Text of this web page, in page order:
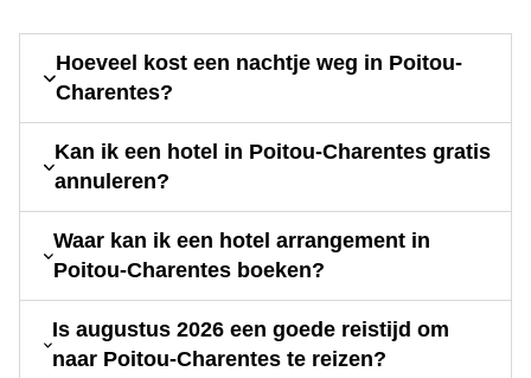
Hoeveel kost een nachtje weg in Poitou-
Charentes?
Kan ik een hotel in Poitou-Charentes gratis
annuleren?
Waar kan ik een hotel arrangement in
Poitou-Charentes boeken?
Is augustus 2026 een goede reistijd om
naar Poitou-Charentes te reizen?